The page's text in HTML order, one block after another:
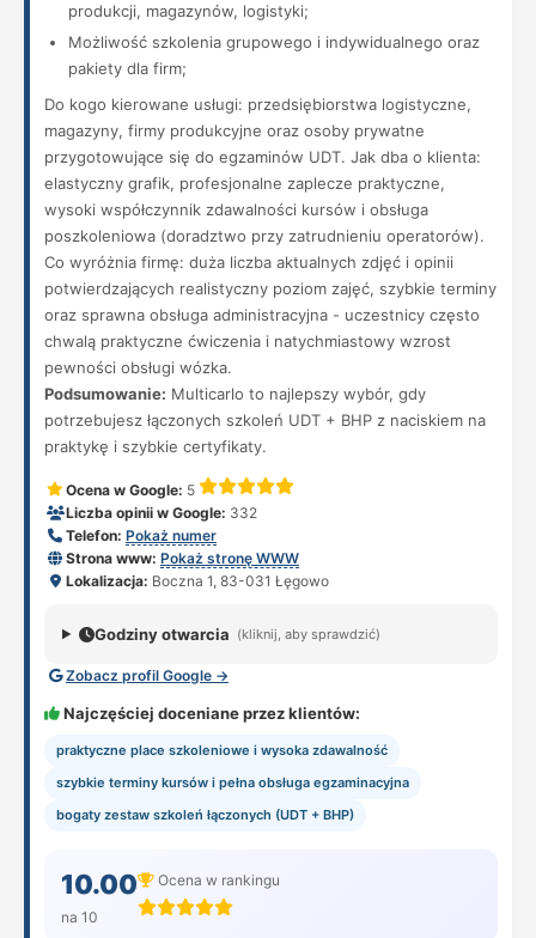
produkcji, magazynów, logistyki;
Możliwość szkolenia grupowego i indywidualnego oraz
pakiety dla firm;
Do kogo kierowane usługi: przedsiębiorstwa logistyczne,
magazyny, firmy produkcyjne oraz osoby prywatne
przygotowujące się do egzaminów UDT. Jak dba o klienta:
elastyczny grafik, profesjonalne zaplecze praktyczne,
wysoki współczynnik zdawalności kursów i obsługa
poszkoleniowa (doradztwo przy zatrudnieniu operatorów).
Co wyróżnia firmę: duża liczba aktualnych zdjęć i opinii
potwierdzających realistyczny poziom zajęć, szybkie terminy
oraz sprawna obsługa administracyjna - uczestnicy często
chwalą praktyczne ćwiczenia i natychmiastowy wzrost
pewności obsługi wózka.
Podsumowanie: Multicarlo to najlepszy wybór, gdy
potrzebujesz łączonych szkoleń UDT + BHP z naciskiem na
praktykę i szybkie certyfikaty.
Ocena w Google: 5
Liczba opinii w Google: 332
Telefon: Pokaż numer
Strona www: Pokaż stronę WWW
Lokalizacja: Boczna 1, 83-031 Łęgowo
Godziny otwarcia (kliknij, aby sprawdzić)
Zobacz profil Google →
Najczęściej doceniane przez klientów:
praktyczne place szkoleniowe i wysoka zdawalność
szybkie terminy kursów i pełna obsługa egzaminacyjna
bogaty zestaw szkoleń łączonych (UDT + BHP)
10.00
na 10
Ocena w rankingu